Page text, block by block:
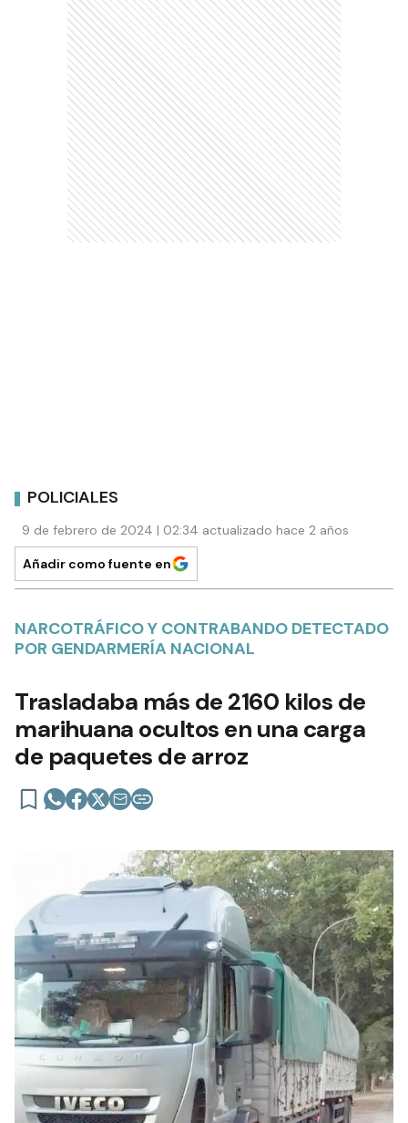
POLICIALES
9 de febrero de 2024 | 02:34 actualizado hace 2 años
Añadir como fuente en
NARCOTRÁFICO Y CONTRABANDO DETECTADO
POR GENDARMERÍA NACIONAL
Trasladaba más de 2160 kilos de
marihuana ocultos en una carga
de paquetes de arroz